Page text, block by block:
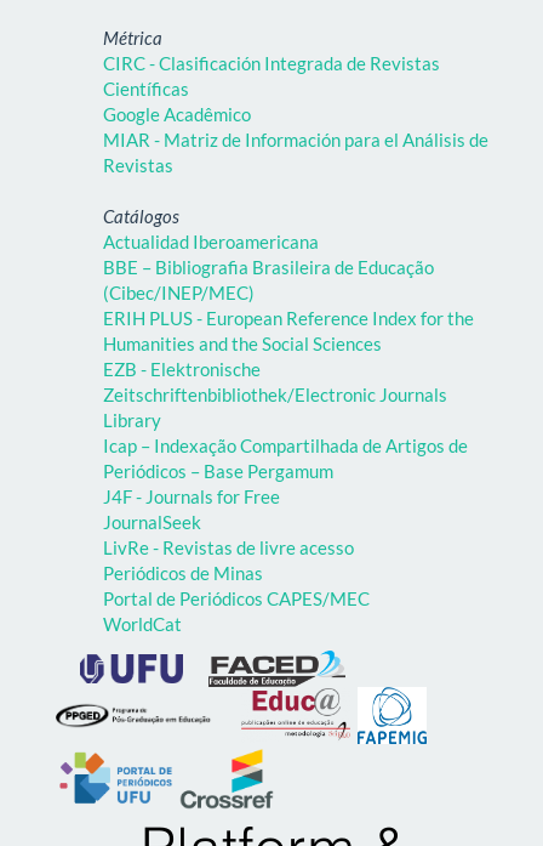
Métrica
CIRC - Clasificación Integrada de Revistas
Científicas
Google Acadêmico
MIAR - Matriz de Información para el Análisis de
Revistas
Catálogos
Actualidad Iberoamericana
BBE – Bibliografia Brasileira de Educação
(Cibec/INEP/MEC)
ERIH PLUS - European Reference Index for the
Humanities and the Social Sciences
EZB - Elektronische
Zeitschriftenbibliothek/Electronic Journals
Library
Icap – Indexação Compartilhada de Artigos de
Periódicos – Base Pergamum
J4F - Journals for Free
JournalSeek
LivRe - Revistas de livre acesso
Periódicos de Minas
Portal de Periódicos CAPES/MEC
WorldCat